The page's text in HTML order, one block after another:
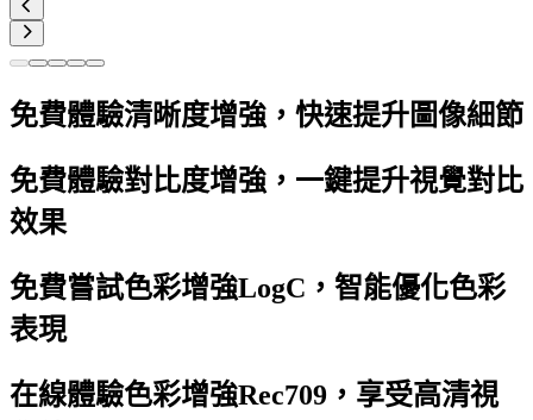
免費體驗清晰度增強，快速提升圖像細節
免費體驗對比度增強，一鍵提升視覺對比
效果
免費嘗試色彩增強LogC，智能優化色彩
表現
在線體驗色彩增強Rec709，享受高清視